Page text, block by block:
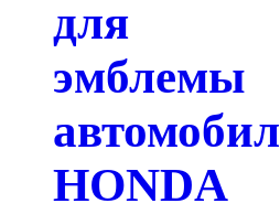
для
эмблемы
HONDA